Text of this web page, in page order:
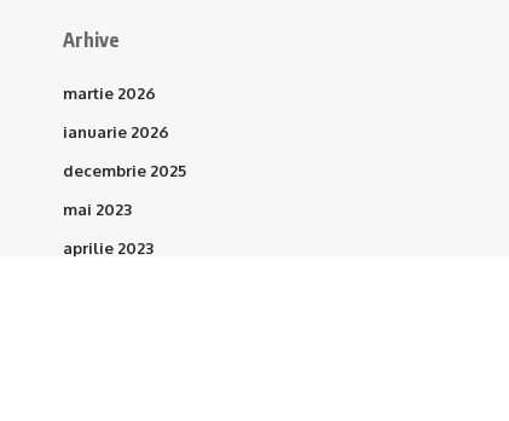
Arhive
martie 2026
ianuarie 2026
decembrie 2025
mai 2023
aprilie 2023